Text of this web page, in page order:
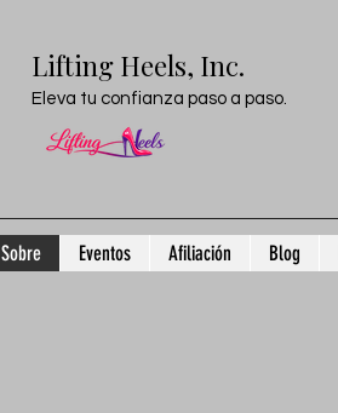
Lifting Heels, Inc.
Eleva tu confianza paso a paso.
Sobre Eventos Afiliación Blog